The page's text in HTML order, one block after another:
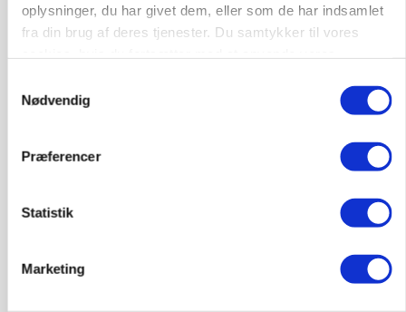
oplysninger, du har givet dem, eller som de har indsamlet
fra din brug af deres tjenester. Du samtykker til vores
Nødvendig
Præferencer
Statistik
Marketing
HØST-TOUR
middeludbytter